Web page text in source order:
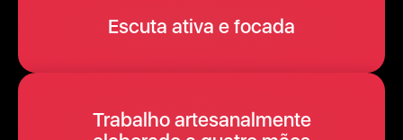
Escuta ativa e focada
Trabalho artesanalmente